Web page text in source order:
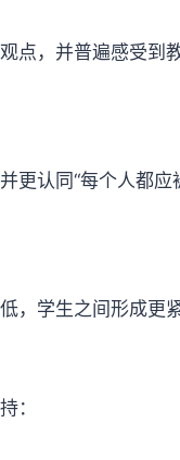
点，并普遍感受到
更认同“每个人都应
，学生之间形成更
：